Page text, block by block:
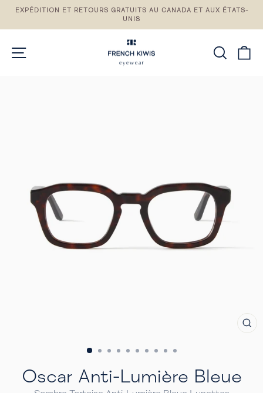
Passez
contenu
du
diaporama
EXPÉDITION ET RETOURS GRATUITS AU CANADA ET AUX ÉTATS-
UNIS
NAVIGATION DU SITE
Oscar Anti-Lumière Bleue